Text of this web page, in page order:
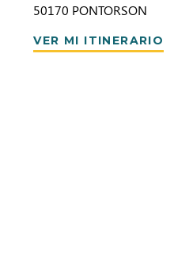
50170 PONTORSON
VER MI ITINERARIO